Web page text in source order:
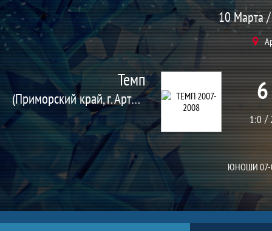
Матч
10 Марта
Темп
(Приморский край, г. Артем)
1:0
ЮНОШИ 07-